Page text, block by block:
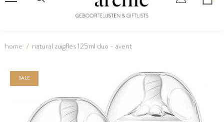
home natural zuigfles 125ml duo - avent
SALE